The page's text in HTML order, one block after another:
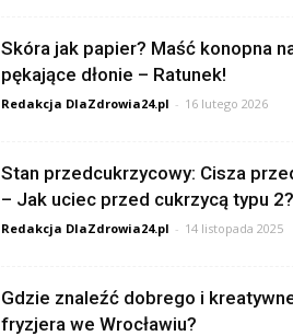
Skóra jak papier? Maść konopna
pękające dłonie – Ratunek!
Redakcja DlaZdrowia24.pl - 16 lutego 2026
Stan przedcukrzycowy: Cisza
– Jak uciec przed cukrzycą typu 2?
Redakcja DlaZdrowia24.pl - 14 listopada 2025
Gdzie znaleźć dobrego i
fryzjera we Wrocławiu?